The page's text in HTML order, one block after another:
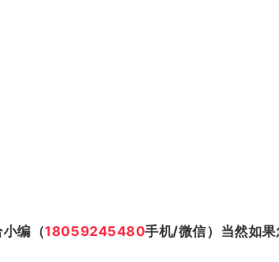
编（18059245480手机/微信）当然如果